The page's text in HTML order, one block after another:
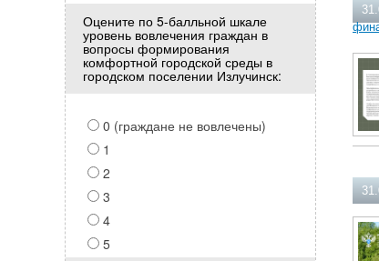
Оцените по 5-балльной шкале
уровень вовлечения граждан в
вопросы формирования
комфортной городской среды в
городском поселении Излучинск:
0 (граждане не вовлечены)
1
2
3
4
5